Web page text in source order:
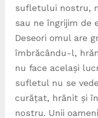
sufletului nostru,
sau ne îngrijim de
Deseori omul are
îmbrăcându-l,
nu face același
sufletul nu se
curățat, hrănit și
nostru. Unii